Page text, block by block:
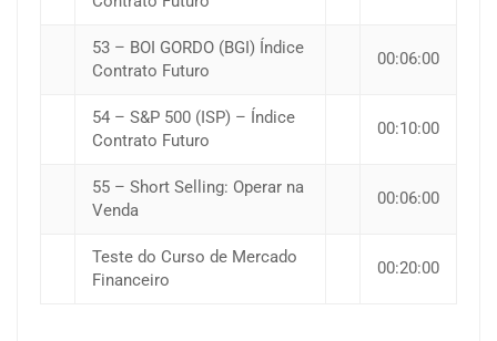
53 – BOI GORDO (BGI) Índice
Contrato Futuro
00:06:00
54 – S&P 500 (ISP) – Índice
Contrato Futuro
00:10:00
55 – Short Selling: Operar na
Venda
00:06:00
Teste do Curso de Mercado
Financeiro
00:20:00